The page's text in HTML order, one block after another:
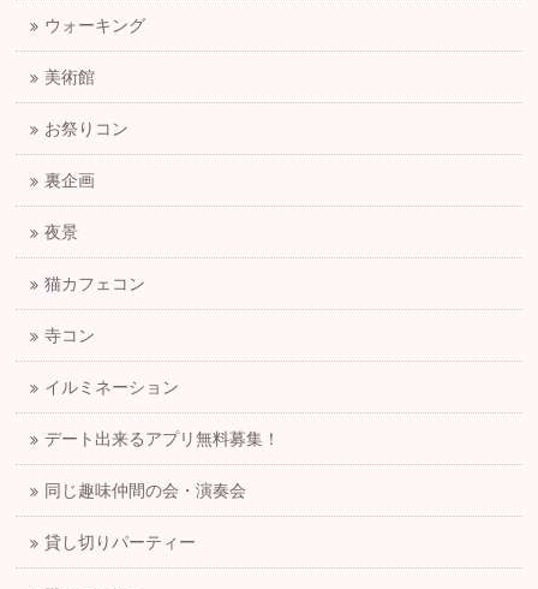
ウォーキング
美術館
お祭りコン
裏企画
夜景
猫カフェコン
寺コン
イルミネーション
デート出来るアプリ無料募集！
同じ趣味仲間の会・演奏会
貸し切りパーティー